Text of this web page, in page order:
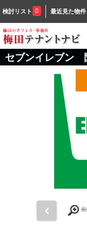
検討リスト 0 最近見た物件
セブンイレブン
画